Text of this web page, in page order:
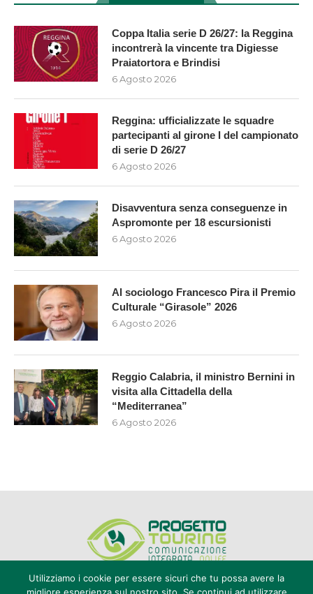
Coppa Italia serie D 26/27: la Reggina
incontrerà la vincente tra Digiesse
Praiatortora e Brindisi
6 Agosto 2026
Reggina: ufficializzate le squadre
partecipanti al girone I del campionato
di serie D 26/27
6 Agosto 2026
Disavventura senza conseguenze in
Aspromonte per 18 escursionisti
6 Agosto 2026
Al sociologo Francesco Pira il Premio
Culturale “Girasole” 2026
6 Agosto 2026
Reggio Calabria, il ministro Bernini in
visita alla Cittadella della
“Mediterranea”
6 Agosto 2026
Utilizziamo i cookie per essere sicuri che tu possa avere la